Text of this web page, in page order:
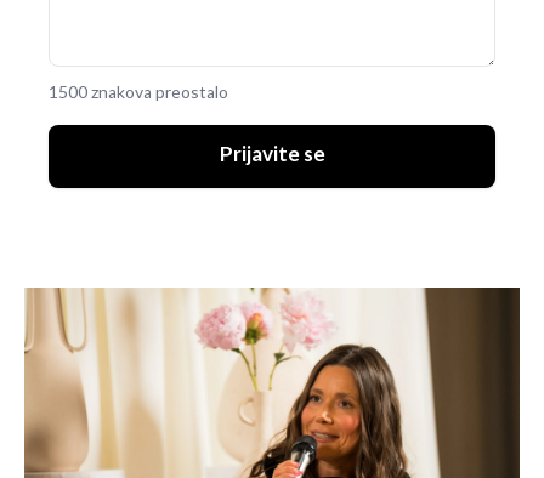
1500 znakova preostalo
Prijavite se